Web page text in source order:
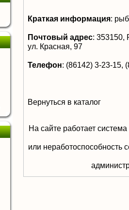
Краткая информация:
Почтовый адрес: 353150,
ул. Красная, 97
Телефон: (86142) 3-23-15,
Вернуться в каталог
На сайте работает
или неработоспособность